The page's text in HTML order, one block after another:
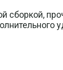
сборкой,